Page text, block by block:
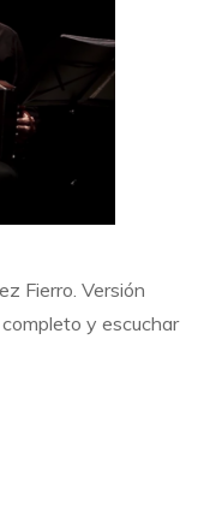
Fierro. Versión
y escuchar